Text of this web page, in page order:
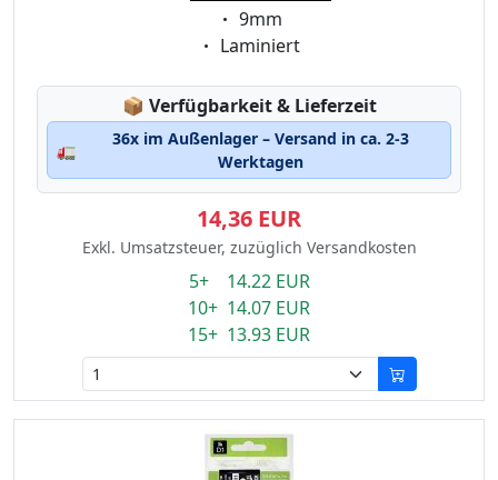
Eigenschaft:
9mm
Eigenschaft:
Laminiert
📦 Lagerstatus:
Verfügbarkeit & Lieferzeit
🚛
36x im Außenlager – Versand in ca. 2-3
Werktagen
14,36 EUR
Exkl. Umsatzsteuer, zuzüglich Versandkosten
5+ 14.22 EUR
10+ 14.07 EUR
15+ 13.93 EUR